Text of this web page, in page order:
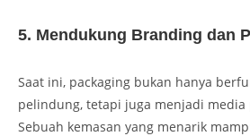
5. Mendukung Branding dan
Saat ini, packaging bukan hanya
pelindung, tetapi juga menjadi media
Sebuah kemasan yang menarik